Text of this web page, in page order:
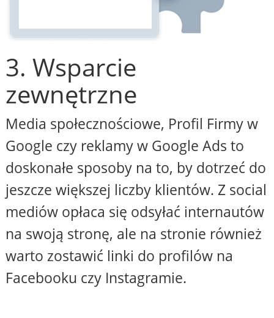
3. Wsparcie
zewnętrzne
Media społecznościowe, Profil Firmy w
Google czy reklamy w Google Ads to
doskonałe sposoby na to, by dotrzeć do
jeszcze większej liczby klientów. Z social
mediów opłaca się odsyłać internautów
na swoją stronę, ale na stronie również
warto zostawić linki do profilów na
Facebooku czy Instagramie.